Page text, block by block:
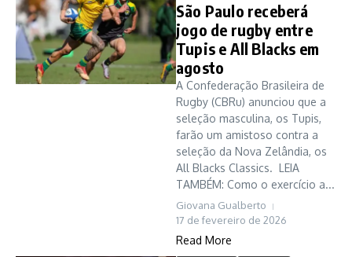
São Paulo receberá
jogo de rugby entre
Tupis e All Blacks em
agosto
A Confederação Brasileira de
Rugby (CBRu) anunciou que a
seleção masculina, os Tupis,
farão um amistoso contra a
seleção da Nova Zelândia, os
All Blacks Classics. LEIA
TAMBÉM: Como o exercício a...
Giovana Gualberto
17 de fevereiro de 2026
Read More